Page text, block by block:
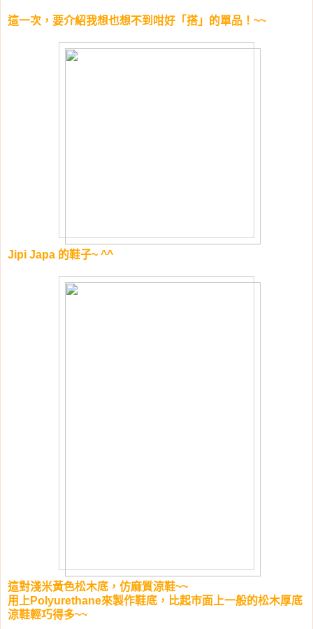
這一次，要介紹我想也想不到咁好「搭」的單品！~~
Jipi Japa 的鞋子~ ^^
這對淺米黃色松木底，仿麻質涼鞋~~
用上Polyurethane來製作鞋底，比起巿面上一般的松木厚底
涼鞋輕巧得多~~